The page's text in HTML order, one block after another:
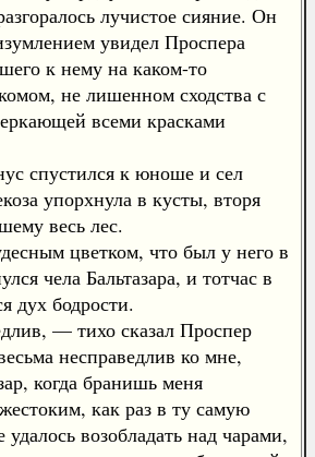
лучистое сияние. Он
увидел Проспера
к нему на каком-то
не лишенном сходства с
всеми красками
спустился к юноше и сел
упорхнула в кусты, вторя
весь лес.
цветком, что был у него в
чела Бальтазара, и тотчас в
дух бодрости.
— тихо сказал Проспер
несправедлив ко мне,
когда бранишь меня
как раз в ту самую
возобладать над чарами,